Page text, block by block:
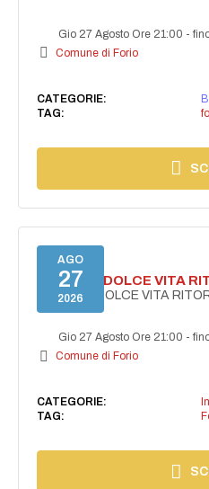
Gio 27 Agosto Ore 21:00 -
Comune di Forio
CATEGORIE:
TAG:
AGO
27
2026
FORIO LA DOLCE VITA
FORIO LA DOLCE VITA
Gio 27 Agosto Ore 21:00 -
Comune di Forio
CATEGORIE:
TAG: